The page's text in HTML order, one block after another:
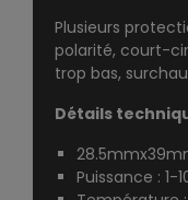
Plusieurs
polarité, court-
trop bas,
Détails
Puissance : 1-